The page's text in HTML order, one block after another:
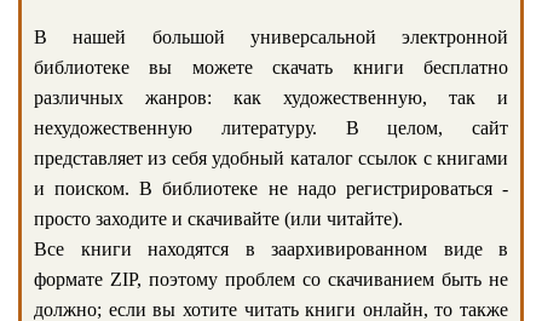
В нашей большой универсальной электронной
библиотеке вы можете скачать книги бесплатно
различных жанров: как художественную, так и
нехудожественную литературу. В целом, сайт
представляет из себя удобный каталог ссылок с книгами
и поиском. В библиотеке не надо регистрироваться -
просто заходите и скачивайте (или читайте).
Все книги находятся в заархивированном виде в
формате ZIP, поэтому проблем со скачиванием быть не
должно; если вы хотите читать книги онлайн, то также